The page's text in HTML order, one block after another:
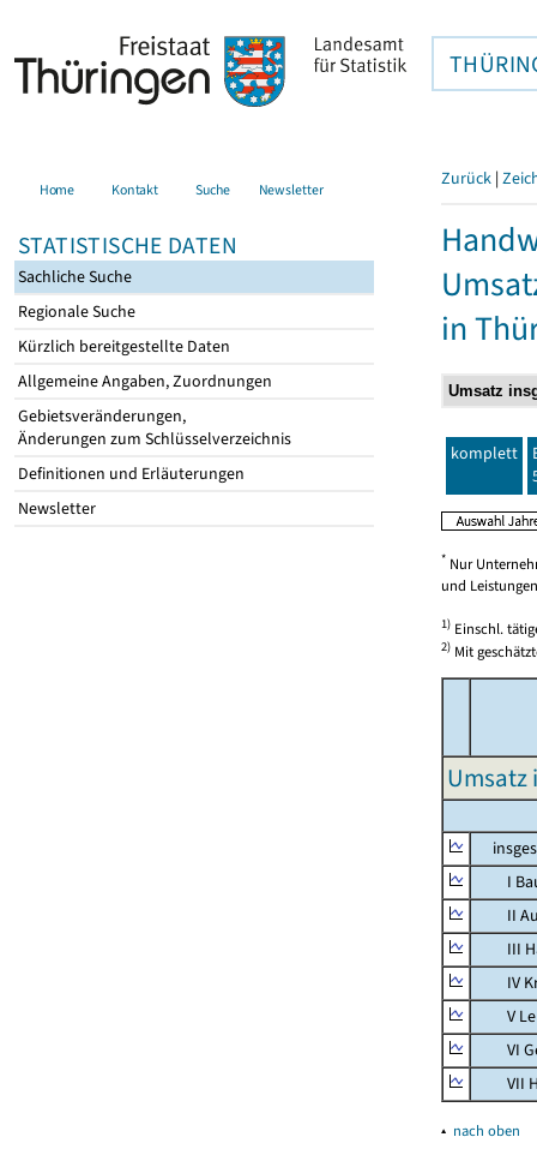
Home Kontakt Suche Newsletter
STATISTISCHE DATEN
Sachliche Suche
Regionale Suche
Kürzlich bereitgestellte Daten
Allgemeine Angaben, Zuordnungen
Gebietsveränderungen,
Änderungen zum Schlüsselverzeichnis
Definitionen und Erläuterungen
Newsletter
Zurück |
in
komplett
* Nur
und
1) Einschl.
2) Mit
Umsatz
I
II
III
IV
V
VI
VII
▴ nach oben